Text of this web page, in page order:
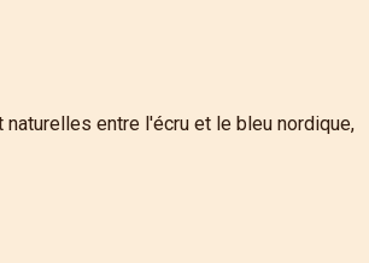
entre l'écru et le bleu nordique,